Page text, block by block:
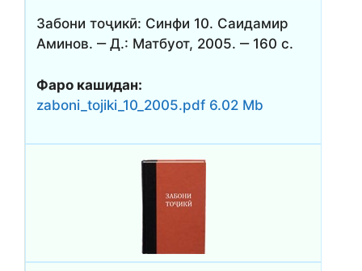
Забони тоҷикӣ: Синфи 10. Саидамир
Аминов. ‒ Д.: Матбуот, 2005. ‒ 160 с.
Фаро кашидан:
zaboni_tojiki_10_2005.pdf 6.02 Mb